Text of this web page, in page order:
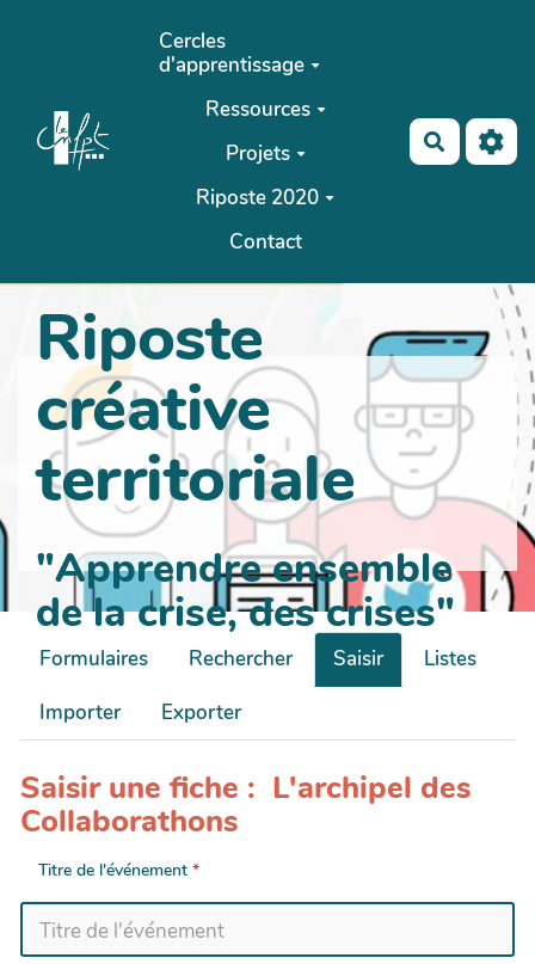
Aller au contenu principal
Cercles
d'apprentissage
Ressources
Projets
Riposte 2020
Contact
Riposte
créative
territoriale
"Apprendre ensemble
de la crise, des crises"
Formulaires Rechercher Saisir
Listes
Importer
Exporter
Saisir une fiche : L'archipel des
Collaborathons
Titre de l'événement